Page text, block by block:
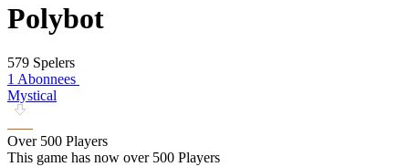
Polybot
579 Spelers
1 Abonnees
Mystical
Over 500 Players
This game has now over 500 Players